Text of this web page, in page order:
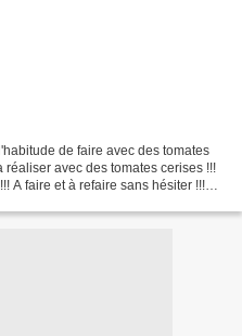
de faire avec des tomates
avec des tomates cerises !!!
A faire et à refaire sans hésiter !!!